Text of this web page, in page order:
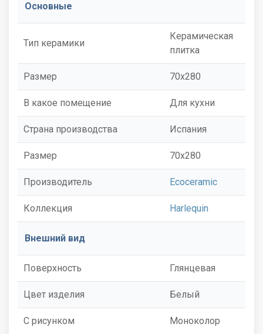
Основные
Тип керамики
Керамическая
плитка
Размер 70x280
В какое помещение Для кухни
Страна производства Испания
Размер 70x280
Производитель Ecoceramic
Коллекция Harlequin
Внешний вид
Поверхность Глянцевая
Цвет изделия Белый
С рисунком Моноколор